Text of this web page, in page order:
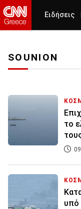
Ειδήσεις
SOUNION
το
υπό